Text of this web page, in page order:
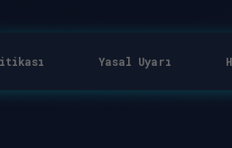
Yasal Uyarı